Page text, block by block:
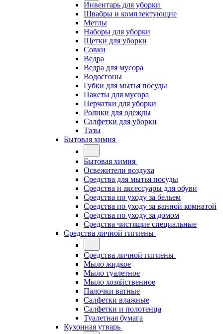
Инвентарь для уборки
Швабры и комплектующие
Метлы
Наборы для уборки
Щетки для уборки
Совки
Ведра
Ведра для мусора
Водосгоны
Губки для мытья посуды
Пакеты для мусора
Перчатки для уборки
Ролики для одежды
Салфетки для уборки
Тазы
Бытовая химия
Бытовая химия
Освежители воздуха
Средства для мытья посуды
Средства и аксессуары для обуви
Средства по уходу за бельем
Средства по уходу за ванной комнатой
Средства по уходу за домом
Средства чистящие специальные
Средства личной гигиены
Средства личной гигиены
Мыло жидкое
Мыло туалетное
Мыло хозяйственное
Палочки ватные
Салфетки влажные
Салфетки и полотенца
Туалетная бумага
Кухонная утварь